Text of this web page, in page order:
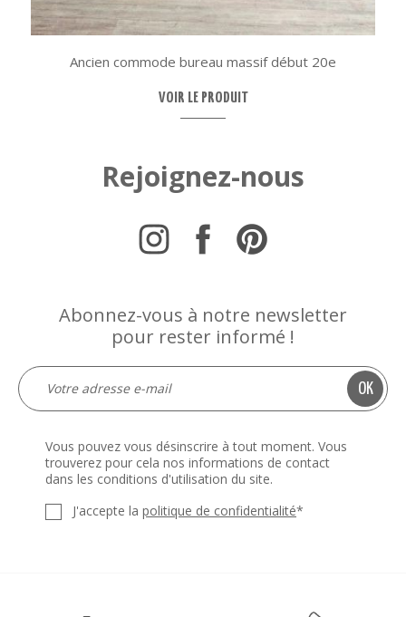
Ancien commode bureau massif début 20e
VOIR LE PRODUIT
Rejoignez-nous
Abonnez-vous à notre newsletter
pour rester informé !
Vous pouvez vous désinscrire à tout moment. Vous
trouverez pour cela nos informations de contact
dans les conditions d'utilisation du site.
J'accepte la politique de confidentialité*